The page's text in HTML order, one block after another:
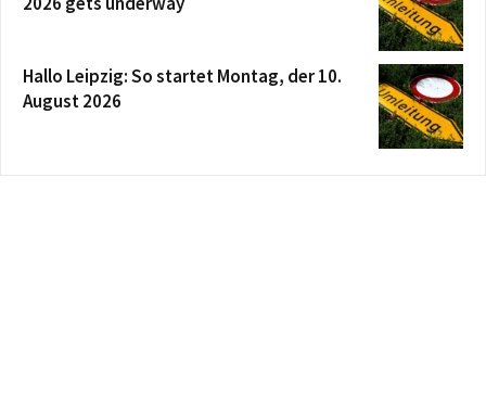
Hallo Leipzig: So startet Montag, der 10.
August 2026